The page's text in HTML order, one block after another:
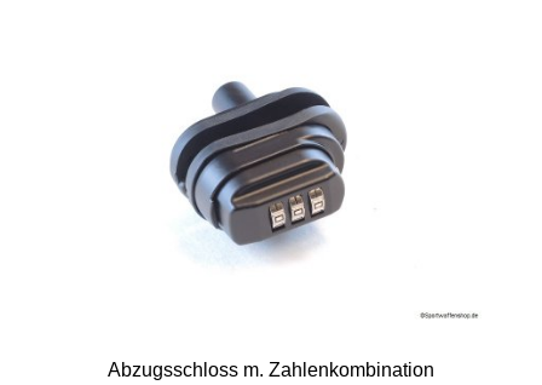
Abzugsschloss m. Zahlenkombination